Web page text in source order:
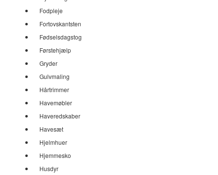
Fodpleje
Fortovskantsten
Fødselsdagstog
Førstehjælp
Gryder
Gulvmaling
Hårtrimmer
Havemøbler
Haveredskaber
Havesæt
Hjelmhuer
Hjemmesko
Husdyr